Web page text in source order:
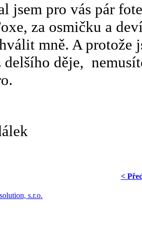
jsem pro vás pár
za osmičku a
mně. A
delšího děje,
<
s.r.o.